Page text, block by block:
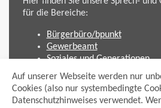
Auf unserer Webseite werden nur
Cookies (also nur systembedingte
Datenschutzhinweises verwendet.
für die Bereiche:
Bürgerbüro/bpunkt
Gewerbeamt
Soziales und Generationen
Standesamt
Friedhofsverwaltung
Planen und Bauen (Bauamt)